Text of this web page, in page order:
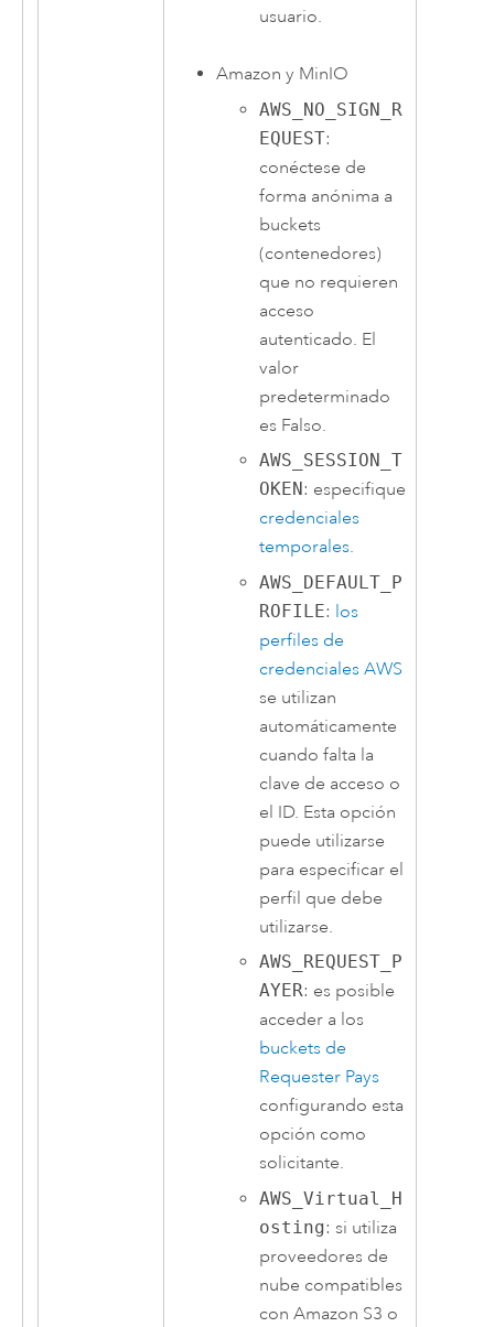
usuario.
Amazon y MinIO
AWS_NO_SIGN_R
EQUEST:
conéctese de
forma anónima a
buckets
(contenedores)
que no requieren
acceso
autenticado. El
valor
predeterminado
es Falso.
AWS_SESSION_T
OKEN : especifique
credenciales
temporales.
AWS_DEFAULT_P
ROFILE: los
perfiles de
credenciales AWS
se utilizan
automáticamente
cuando falta la
clave de acceso o
el ID. Esta opción
puede utilizarse
para especificar el
perfil que debe
utilizarse.
AWS_REQUEST_P
AYER: es posible
acceder a los
buckets de
Requester Pays
configurando esta
opción como
solicitante.
AWS_Virtual_H
osting: si utiliza
proveedores de
nube compatibles
con Amazon S3 o